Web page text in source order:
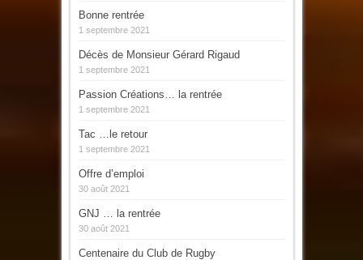
Bonne rentrée
1 septembre 2021
Décès de Monsieur Gérard Rigaud
1 septembre 2021
Passion Créations… la rentrée
1 septembre 2021
Tac …le retour
1 septembre 2021
Offre d’emploi
30 août 2021
GNJ … la rentrée
30 août 2021
Centenaire du Club de Rugby